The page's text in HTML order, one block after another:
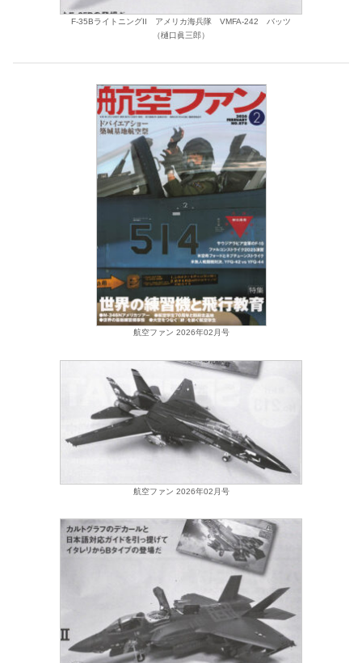
F-35BライトニングII アメリカ海兵隊 VMFA-242 バッツ
（樋口眞三郎）
航空ファン 2026年02月号
航空ファン 2026年02月号